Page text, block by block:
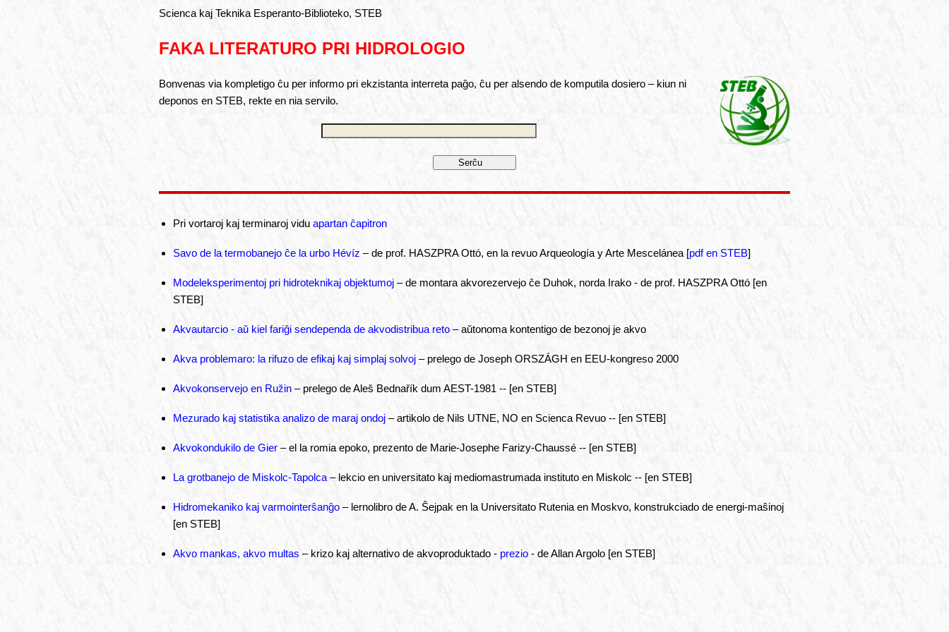
Scienca kaj Teknika Esperanto-Biblioteko, STEB
FAKA LITERATURO PRI HIDROLOGIO
Bonvenas via kompletigo ĉu per informo pri ekzistanta interreta paĝo, ĉu per alsendo de komputila dosiero – kiun ni
deponos en STEB, rekte en nia servilo.
Pri vortaroj kaj terminaroj vidu apartan ĉapitron
Savo de la termobanejo ĉe la urbo Hévíz – de prof. HASZPRA Ottó, en la revuo Arqueología y Arte Mescelánea [pdf en STEB]
Modeleksperimentoj pri hidroteknikaj objektumoj – de montara akvorezervejo ĉe Duhok, norda Irako - de prof. HASZPRA Ottó [en
STEB]
Akvautarcio - aŭ kiel fariĝi sendependa de akvodistribua reto – aŭtonoma kontentigo de bezonoj je akvo
Akva problemaro: la rifuzo de efikaj kaj simplaj solvoj – prelego de Joseph ORSZÁGH en EEU-kongreso 2000
Akvokonservejo en Ružin – prelego de Aleš Bednařík dum AEST-1981 -- [en STEB]
Mezurado kaj statistika analizo de maraj ondoj – artikolo de Nils UTNE, NO en Scienca Revuo -- [en STEB]
Akvokondukilo de Gier – el la romia epoko, prezento de Marie-Josephe Farizy-Chaussé -- [en STEB]
La grotbanejo de Miskolc-Tapolca – lekcio en universitato kaj mediomastrumada instituto en Miskolc -- [en STEB]
Hidromekaniko kaj varmointerŝanĝo – lernolibro de A. Ŝejpak en la Universitato Rutenia en Moskvo, konstrukciado de energi-maŝinoj
[en STEB]
Akvo mankas, akvo multas – krizo kaj alternativo de akvoproduktado - prezio - de Allan Argolo [en STEB]